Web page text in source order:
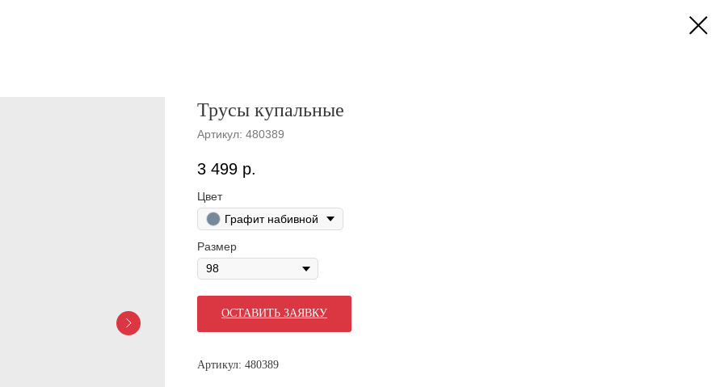
Трусы купальные
Артикул: 480389
3 499 р.
Цвет
Графит набивной
Размер
ОСТАВИТЬ ЗАЯВКУ
Артикул: 480389